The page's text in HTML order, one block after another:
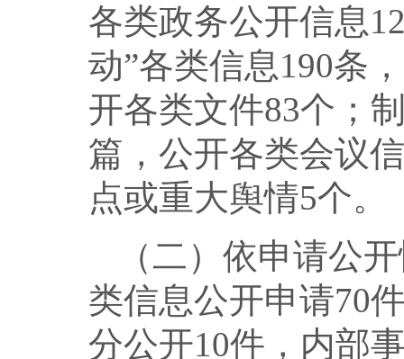
各类政务公开信息
动”各类信息190条
开各类文件83个；
篇，公开各类会议
点或重大舆情5个。
（二）依申请公
类信息公开申请70
分公开10件，内部